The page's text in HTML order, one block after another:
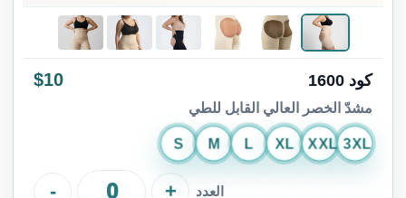
كود 1600 $10
مشدّ الخصر العالي القابل للطي
S M L XL XXL 3XL
العدد - +